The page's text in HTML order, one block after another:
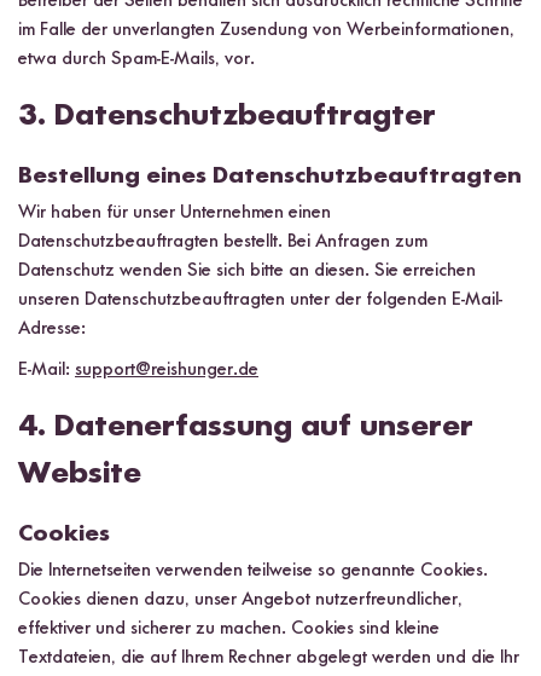
im Falle der unverlangten Zusendung von Werbeinformationen,
etwa durch Spam-E-Mails, vor.
3. Datenschutzbeauftragter
Bestellung eines Datenschutzbeauftragten
Wir haben für unser Unternehmen einen
Datenschutzbeauftragten bestellt. Bei Anfragen zum
Datenschutz wenden Sie sich bitte an diesen. Sie erreichen
unseren Datenschutzbeauftragten unter der folgenden E-Mail-
Adresse:
E-Mail: support@reishunger.de
4. Datenerfassung auf unserer
Website
Cookies
Die Internetseiten verwenden teilweise so genannte Cookies.
Cookies dienen dazu, unser Angebot nutzerfreundlicher,
effektiver und sicherer zu machen. Cookies sind kleine
Textdateien, die auf Ihrem Rechner abgelegt werden und die Ihr